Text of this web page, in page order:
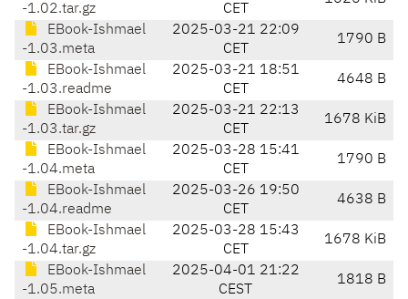
-1.02.tar.gz
CET
EBook-Ishmael
-1.03.meta
2025-03-21 22:09
CET
1790 B
EBook-Ishmael
-1.03.readme
2025-03-21 18:51
CET
4648 B
EBook-Ishmael
-1.03.tar.gz
2025-03-21 22:13
CET
1678 KiB
EBook-Ishmael
-1.04.meta
2025-03-28 15:41
CET
1790 B
EBook-Ishmael
-1.04.readme
2025-03-26 19:50
CET
4638 B
EBook-Ishmael
-1.04.tar.gz
2025-03-28 15:43
CET
1678 KiB
EBook-Ishmael
-1.05.meta
2025-04-01 21:22
CEST
1818 B